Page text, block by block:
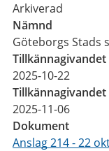
Arkiverad
Nämnd
Göteborgs Stads
2025-10-22
Tillkännagivandet
2025-11-06
Dokument
Anslag 214 - 22